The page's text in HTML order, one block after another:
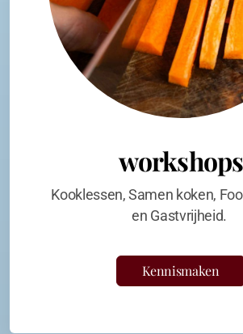
workshops
Kooklessen, Samen koken,
en Gastvrijheid.
Kennismaken